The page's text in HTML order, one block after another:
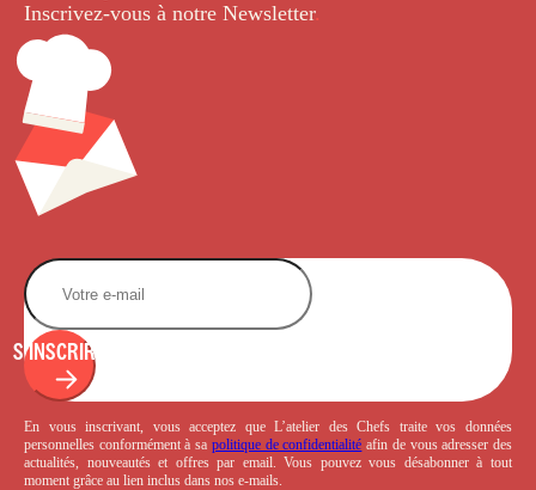
Inscrivez-vous à notre Newsletter.
S'INSCRIRE
En vous inscrivant, vous acceptez que L’atelier des Chefs traite vos données
personnelles conformément à sa politique de confidentialité afin de vous adresser des
actualités, nouveautés et offres par email. Vous pouvez vous désabonner à tout
moment grâce au lien inclus dans nos e-mails.